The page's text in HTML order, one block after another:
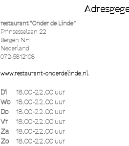
restaurant "Onder de Linde"
Prinsesselaan 22
Bergen NH
Nederland
072-5812108
www.restaurant-onderdelinde.nl
Di
18.00-22.00 uur
Wo
18.00-22.00 uur
Do
18.00-22.00 uur
Vr
18.00-22.00 uur
Za
18.00-22.00 uur
Zo
18.00-22.00 uur